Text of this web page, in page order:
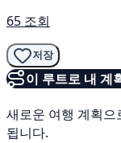
65 조회
저장
이 루트로 내 계
새로운 여행 계획으
됩니다.